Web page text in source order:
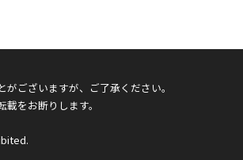
ございますが、ご了承ください。
をお断りします。